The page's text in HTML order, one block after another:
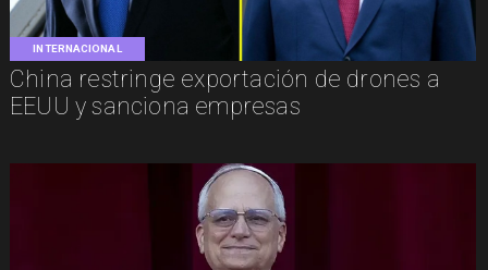
INTERNACIONAL
China restringe exportación de drones a
EEUU y sanciona empresas